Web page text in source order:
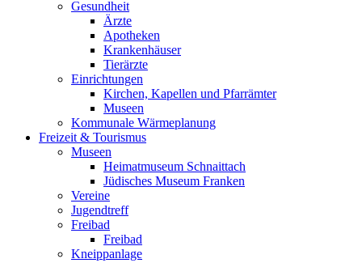
Gesundheit
Ärzte
Apotheken
Krankenhäuser
Tierärzte
Einrichtungen
Kirchen, Kapellen und Pfarrämter
Museen
Kommunale Wärmeplanung
Freizeit & Tourismus
Museen
Heimatmuseum Schnaittach
Jüdisches Museum Franken
Vereine
Jugendtreff
Freibad
Freibad
Kneippanlage